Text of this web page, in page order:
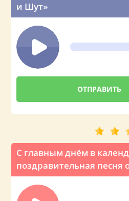
и Шут»
С главным днём в
поздравительная